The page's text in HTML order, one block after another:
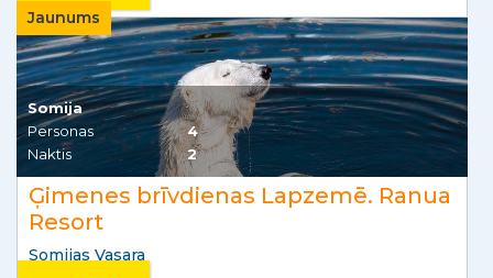
Jaunums
Somija
Personas
4
Naktis
2
Ģimenes brīvdienas Lapzemē. Ranua
Resort
Somijas Vasara